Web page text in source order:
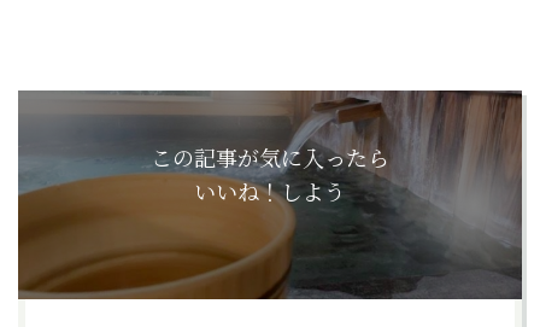
この記事が気に入ったら
いいね！しよう